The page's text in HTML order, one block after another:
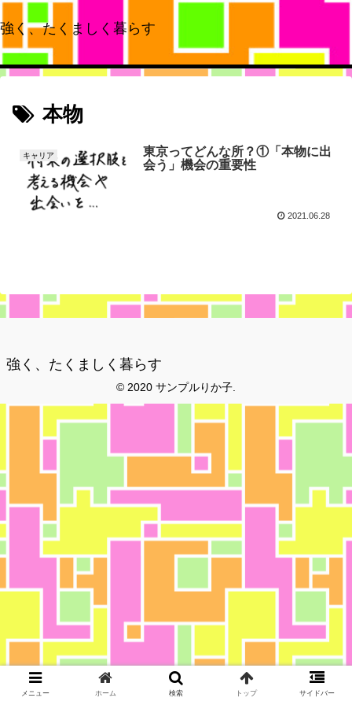
強く、たくましく暮らす
本物
キャリア
東京ってどんな所？①「本物に出
会う」機会の重要性
2021.06.28
強く、たくましく暮らす
© 2020 サンプルりか子.
メニュー ホーム 検索 トップ サイドバー